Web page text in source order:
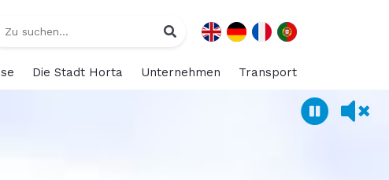
Die Stadt Horta Unternehmen Transport